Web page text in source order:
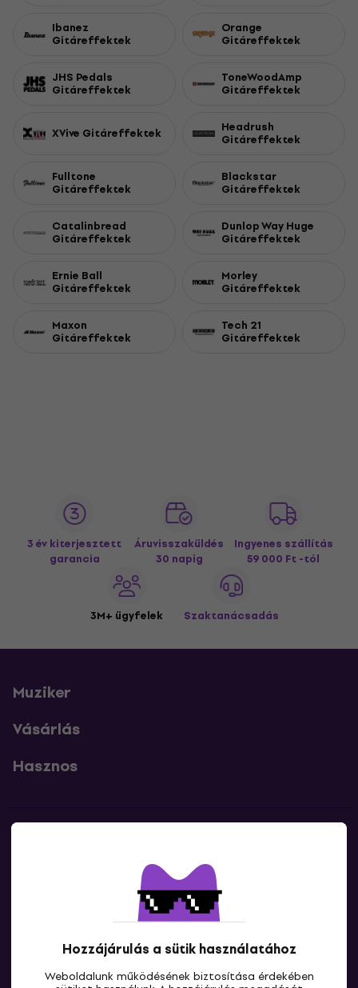
Hozzájárulás a sütik használatához
Weboldalunk működésének biztosítása érdekében
Ibanez
Gitáreffektek
Orange
Gitáreffektek
JHS Pedals
Gitáreffektek
ToneWoodAmp
Gitáreffektek
XVive Gitáreffektek Headrush
Gitáreffektek
Fulltone
Gitáreffektek
Blackstar
Gitáreffektek
Catalinbread
Gitáreffektek
Dunlop Way Huge
Gitáreffektek
Ernie Ball
Gitáreffektek
Morley
Gitáreffektek
Maxon
Gitáreffektek
Tech 21
Gitáreffektek
3 év kiterjesztett
garancia
Áruvisszaküldés
30 napig
Ingyenes szállítás
59 000 Ft -tól
3M+ ügyfelek Szaktanácsadás
Muziker
Vásárlás
Hasznos
Lépj kapcsolatba velünk